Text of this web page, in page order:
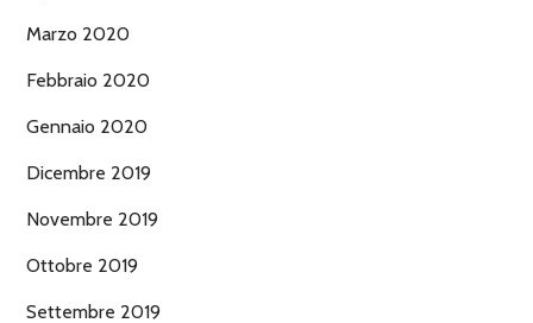
Marzo 2020
Febbraio 2020
Gennaio 2020
Dicembre 2019
Novembre 2019
Ottobre 2019
Settembre 2019